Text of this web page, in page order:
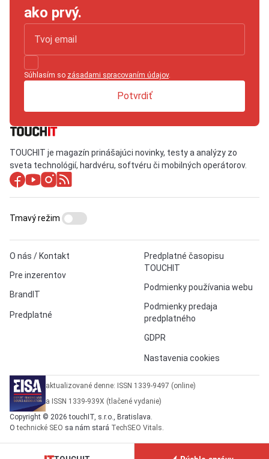
ako prvý.
Súhlasím so zásadami spracovaním údajov.
Potvrdiť
TOUCHIT je magazín prinášajúci novinky, testy a analýzy zo
sveta technológií, hardvéru, softvéru či mobilných operátorov.
O nás / Kontakt
Pre inzerentov
BrandIT
Predplatné
Predplatné časopisu
TOUCHIT
Podmienky používania webu
Podmienky predaja
predplatného
GDPR
Nastavenia cookies
Tmavý režim
aktualizované denne: ISSN 1339-9497 (online)
a ISSN 1339-939X (tlačené vydanie)
Copyright © 2026 touchIT, s.r.o., Bratislava.
Otechnické SEO sa nám stará TechSEO Vitals.